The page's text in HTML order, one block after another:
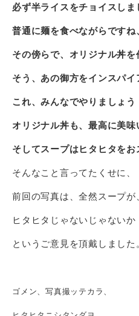
必ず半ライスをチョイスしま
普通に麺を食べながらですね
その傍らで、オリジナル丼を
そう、あの御方をインスパイ
これ、みんなでやりましょう
オリジナル丼も、最高に美味
そしてスープはヒタヒタをお
そんなこと言ってたくせに、
前回の写真は、全然スープが
ヒタヒタじゃないじゃないか
というご意見を頂戴しました
ゴメン、写真撮ッテカラ、